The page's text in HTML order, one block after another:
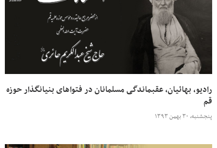
رادیو، بهائیان، عقبماندگی مسلمانان در فتواهای بنیانگذار حوزه
قم
پنجشنبه، ۳۰ بهمن ۱۳۹۳